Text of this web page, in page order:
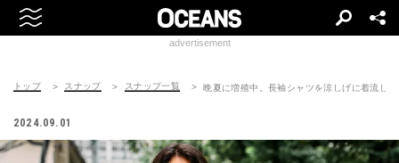
advertisement
トップ スナップ スナップ一覧 晩夏に増殖中。長袖シャツを涼しげに着流し
2024.09.01